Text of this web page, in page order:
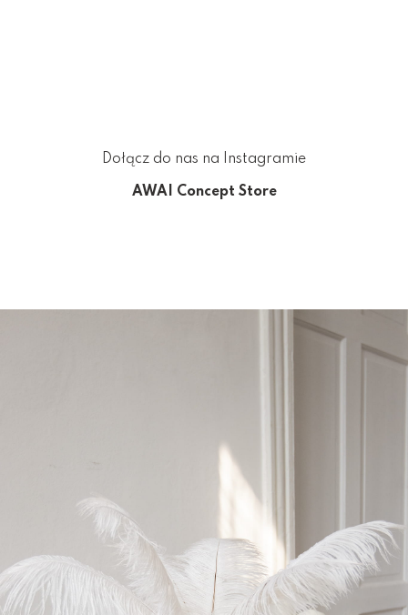
Dołącz do nas na Instagramie
AWAI Concept Store